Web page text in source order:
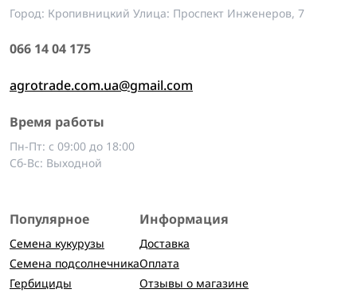
Город: Кропивницкий Улица: Проспект Инженеров, 7
066 14 04 175
agrotrade.com.ua@gmail.com
Время работы
Пн-Пт: с 09:00 до 18:00
Сб-Вс: Выходной
Популярное
Семена кукурузы
Семена подсолнечника
Гербициды
Информация
Доставка
Оплата
Отзывы о магазине